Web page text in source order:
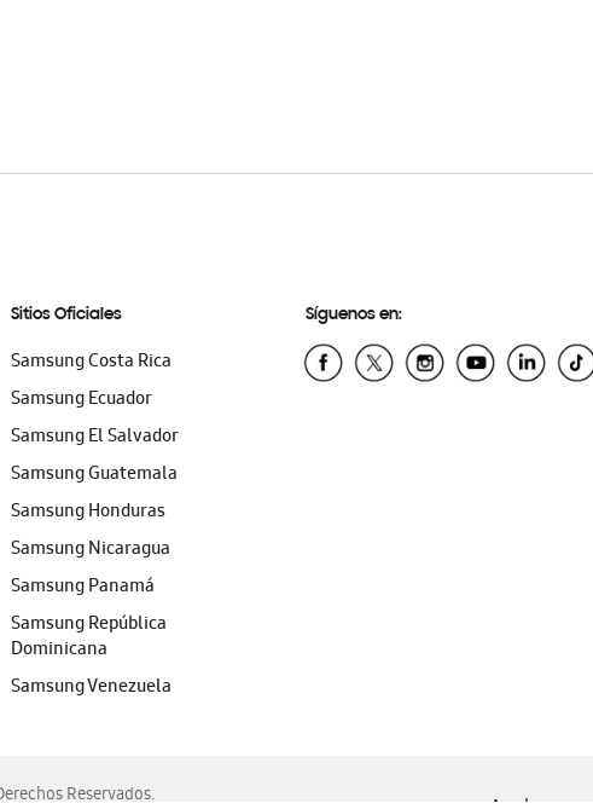
Sitios Oficiales
Samsung Costa Rica
Samsung Ecuador
Samsung El Salvador
Samsung Guatemala
Samsung Honduras
Samsung Nicaragua
Samsung Panamá
Samsung República
Dominicana
Samsung Venezuela
Síguenos en:
Reservados.